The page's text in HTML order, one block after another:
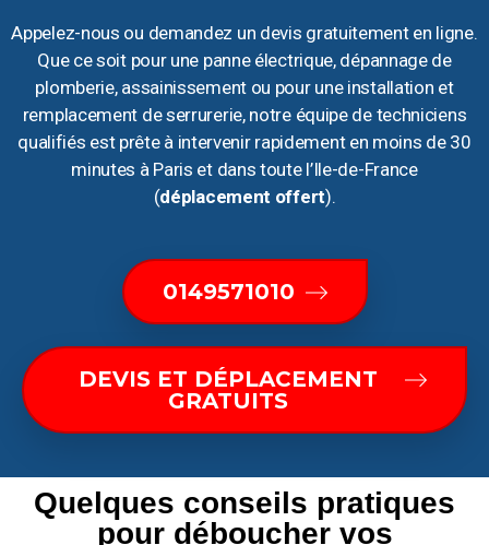
Appelez-nous ou demandez un devis gratuitement en ligne.
Que ce soit pour une panne électrique, dépannage de
plomberie, assainissement ou pour une installation et
remplacement de serrurerie, notre équipe de techniciens
qualifiés est prête à intervenir rapidement en moins de 30
minutes à Paris et dans toute l’Ile-de-France
(déplacement offert).
0149571010
DEVIS ET DÉPLACEMENT
GRATUITS
Quelques conseils pratiques
pour déboucher vos